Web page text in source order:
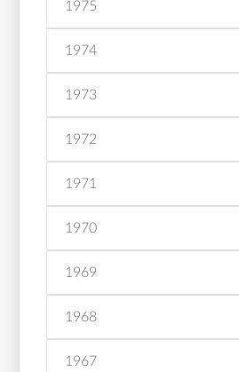
1975
1974
1973
1972
1971
1970
1969
1968
1967